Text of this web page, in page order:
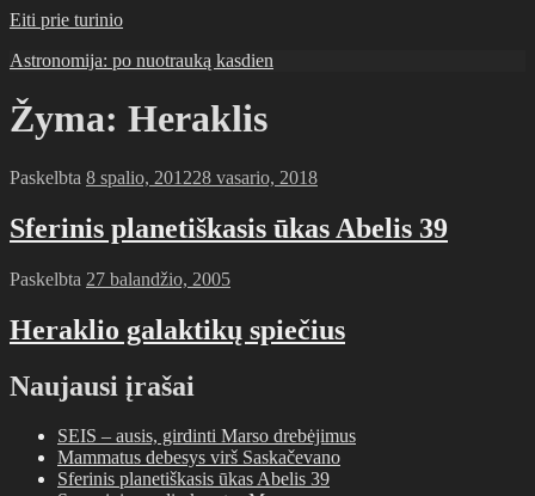
Eiti prie turinio
Astronomija: po nuotrauką kasdien
Žyma: Heraklis
Paskelbta 8 spalio, 201228 vasario, 2018
Sferinis planetiškasis ūkas Abelis 39
Paskelbta 27 balandžio, 2005
Heraklio galaktikų spiečius
Naujausi įrašai
SEIS – ausis, girdinti Marso drebėjimus
Mammatus debesys virš Saskačevano
Sferinis planetiškasis ūkas Abelis 39